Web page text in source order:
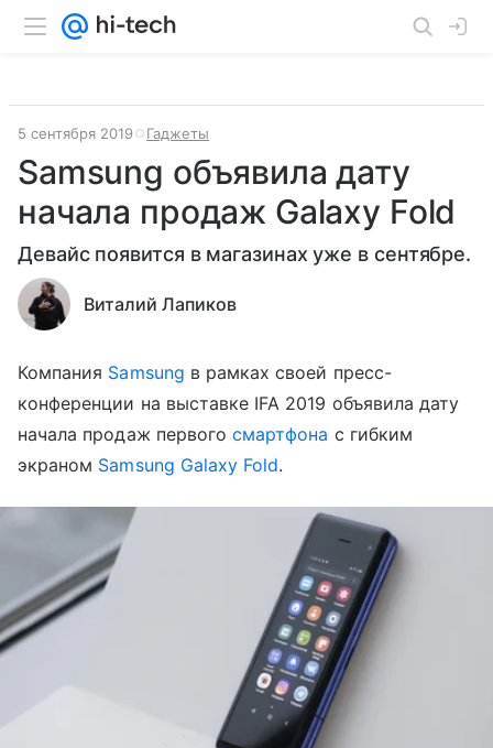
5 сентября 2019 Гаджеты
Samsung объявила дату
начала продаж Galaxy Fold
Девайс появится в магазинах уже в сентябре.
Виталий Лапиков
Компания Samsung в рамках своей пресс-
конференции на выставке IFA 2019 объявила дату
начала продаж первогосмартфона с гибким
экраном Samsung Galaxy Fold.